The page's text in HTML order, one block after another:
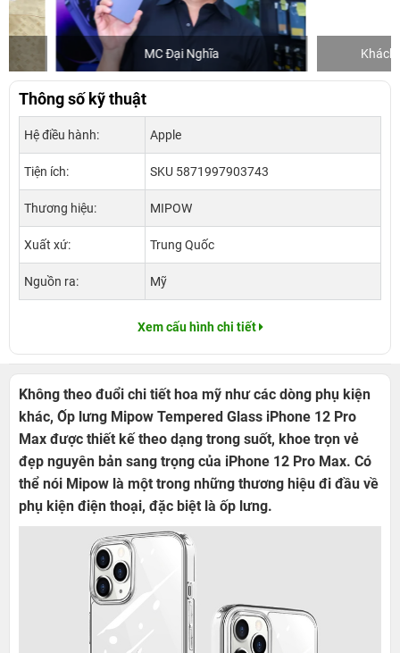
MC Đại Nghĩa Khách mua
Thông số kỹ thuật
Hệ điều hành: Apple
Tiện ích: SKU 5871997903743
Thương hiệu: MIPOW
Xuất xứ: Trung Quốc
Nguồn ra: Mỹ
Xem cấu hình chi tiết
Không theo đuổi chi tiết hoa mỹ như các dòng phụ kiện
khác, Ốp lưng Mipow Tempered Glass iPhone 12 Pro
Max được thiết kế theo dạng trong suốt, khoe trọn vẻ
đẹp nguyên bản sang trọng của iPhone 12 Pro Max. Có
thể nói Mipow là một trong những thương hiệu đi đầu về
phụ kiện điện thoại, đặc biệt là ốp lưng.